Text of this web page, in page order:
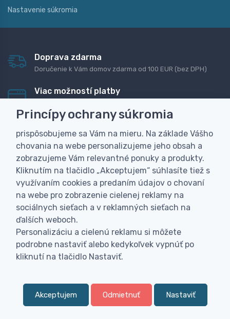
Nastavenie súkromia
Doprava zdarma
Doručenie k Vám domov zdarma od 100 EUR (bez DPH)
Viac možností platby
dobierku
Personalizácia
Vyrobíme Vám vlastný originálny darček
Skúsenosť
Široký sortiment, z ktorého Vám pomôžeme vybrať
0
Princípy ochrany súkromia
prispôsobujeme sa Vám na mieru. Na základe Vášho
chovania na webe personalizujeme jeho obsah a
zobrazujeme Vám relevantné ponuky a produkty.
Kliknutím na tlačidlo „Akceptujem“ súhlasíte tiež s
využívaním cookies a predaním údajov o chovaní
na webe pro zobrazenie cielenej reklamy na
sociálnych sieťach a v reklamných sieťach na
ďalších weboch.
Personalizáciu a cielenú reklamu si môžete
podrobne nastaviť alebo kedykoľvek vypnúť po
kliknutí na tlačidlo Nastaviť.
Akceptujem Odmietnuť Nastaviť